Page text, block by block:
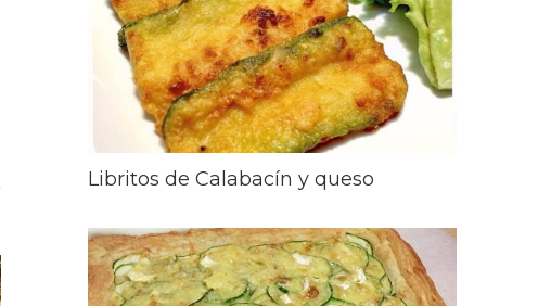
Libritos de Calabacín y queso